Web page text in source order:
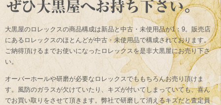
大黒屋のロレックスの商品構成は新品と中古・未使用品が1：9。販売店
にあるロレックスのほとんどが中古・未使用品で構成されております。
ご納得頂けるまでお使いになったロレックスを是非大黒屋にお売り下さ
い。
オーバーホールや研磨が必要なロレックスでももちろんお売り頂けま
す。風防のガラスが欠けていたり、キズが付いてしまっていても、喜ん
でお買い取りをさせて頂きます。弊社で研磨して消えるキズだと査定員